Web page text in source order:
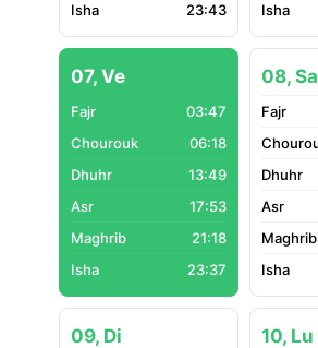
23:43
07, Ve
03:47
06:18
13:49
17:53
21:18
23:37
08, Sa
09, Di 10, Lu